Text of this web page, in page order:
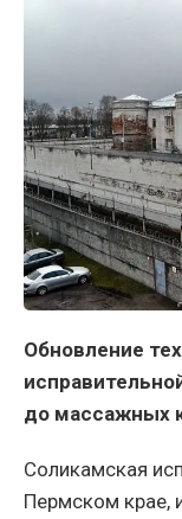
Обновление
до массажных
Соликамская
Пермском крае,